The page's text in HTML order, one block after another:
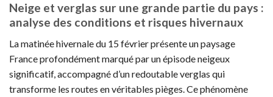
Neige et verglas sur une grande partie du pays :
analyse des conditions et risques hivernaux
La matinée hivernale du 15 février présente un paysage
France profondément marqué par un épisode neigeux
significatif, accompagné d’un redoutable verglas qui
transforme les routes en véritables pièges. Ce phénomène